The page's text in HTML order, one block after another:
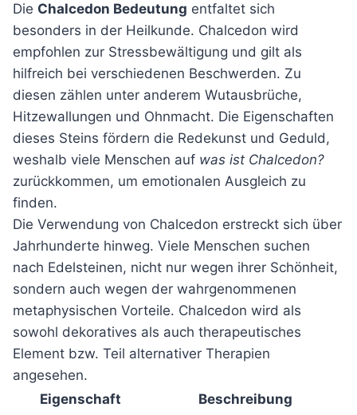
Die Chalcedon Bedeutung entfaltet sich
besonders in der Heilkunde. Chalcedon wird
empfohlen zur Stressbewältigung und gilt als
hilfreich bei verschiedenen Beschwerden. Zu
diesen zählen unter anderem Wutausbrüche,
Hitzewallungen und Ohnmacht. Die Eigenschaften
dieses Steins fördern die Redekunst und Geduld,
weshalb viele Menschen auf was ist Chalcedon?
zurückkommen, um emotionalen Ausgleich zu
finden.
Die Verwendung von Chalcedon erstreckt sich über
Jahrhunderte hinweg. Viele Menschen suchen
nach Edelsteinen, nicht nur wegen ihrer Schönheit,
sondern auch wegen der wahrgenommenen
metaphysischen Vorteile. Chalcedon wird als
sowohl dekoratives als auch therapeutisches
Element bzw. Teil alternativer Therapien
angesehen.
Eigenschaft
Beschreibung